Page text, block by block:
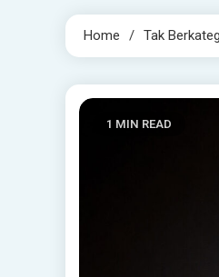
Home Tak
1 MIN READ